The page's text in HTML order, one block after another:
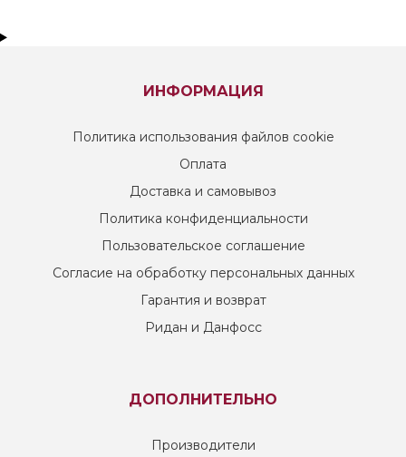
ИНФОРМАЦИЯ
Политика использования файлов cookie
Оплата
Доставка и самовывоз
Политика конфиденциальности
Пользовательское соглашение
Согласие на обработку персональных данных
Гарантия и возврат
Ридан и Данфосс
ДОПОЛНИТЕЛЬНО
Производители